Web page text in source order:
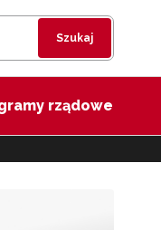
Szukaj
rządowe